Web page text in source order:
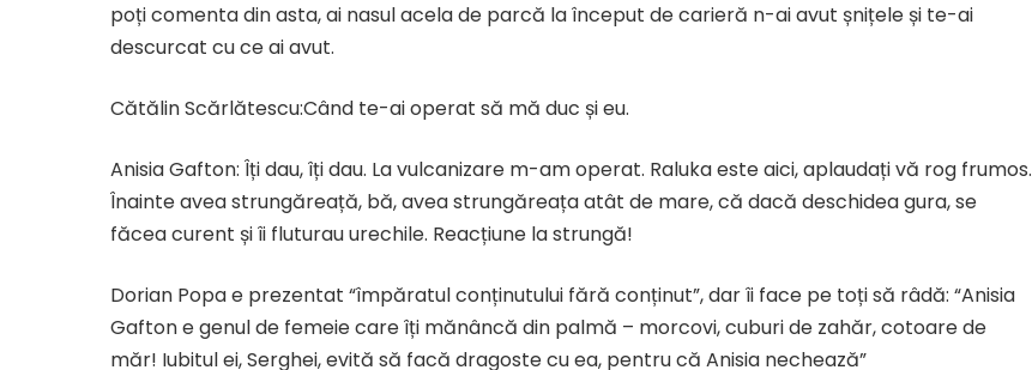
poți comenta din asta, ai nasul acela de parcă la început de carieră n-ai avut șnițele și te-ai
descurcat cu ce ai avut.
Cătălin Scărlătescu:Când te-ai operat să mă duc și eu.
Anisia Gafton: Îți dau, îți dau. La vulcanizare m-am operat. Raluka este aici, aplaudați vă rog frumos.
Înainte avea strungăreață, bă, avea strungăreața atât de mare, că dacă deschidea gura, se
făcea curent și îi fluturau urechile. Reacțiune la strungă!
Dorian Popa e prezentat “împăratul conținutului fără conținut”, dar îi face pe toți să râdă: “Anisia
Gafton e genul de femeie care îți mănâncă din palmă – morcovi, cuburi de zahăr, cotoare de
măr! Iubitul ei, Serghei, evită să facă dragoste cu ea, pentru că Anisia nechează”